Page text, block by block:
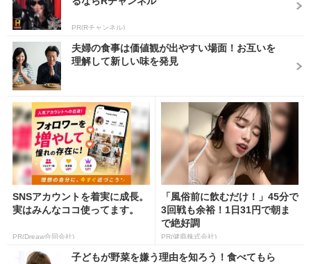
PR(Rチャンネル)
夫婦の食事は価値観が出やすい場面！お互いを
理解して新しい味を発見
SNSアカウントを着実に成長。
実はみんなココ使ってます。
PR(Dreaw合同会社)
「風俗前に飲むだけ！」45分で
3回戦も余裕！1日31円で朝ま
で絶好調
PR(健商株式会社)
子どもが野菜を嫌う理由を知ろう！食べてもら